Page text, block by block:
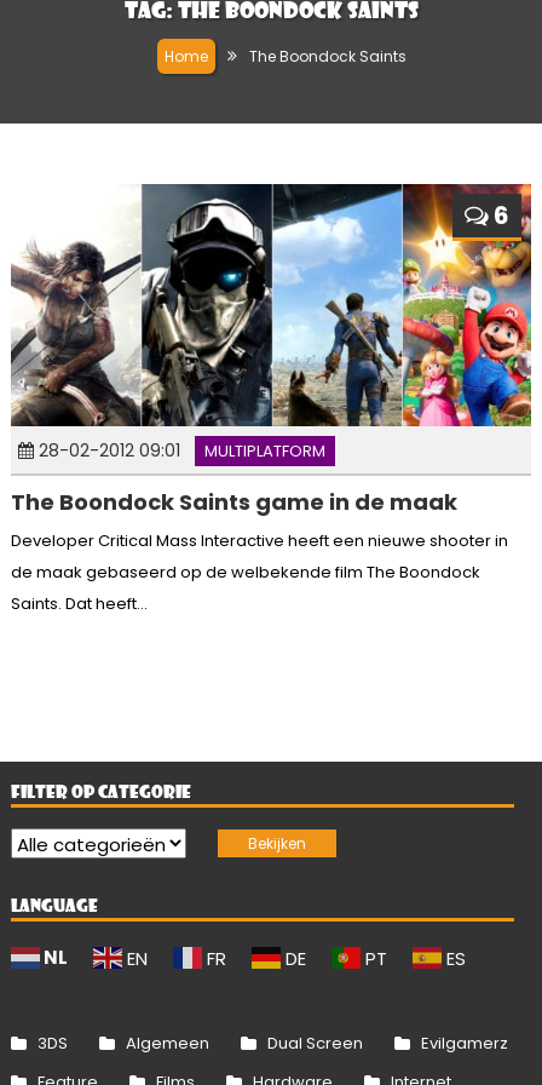
Tag: The Boondock Saints
Home The Boondock Saints
6
28-02-2012 09:01 MULTIPLATFORM
The Boondock Saints game in de maak
Developer Critical Mass Interactive heeft een nieuwe shooter in
de maak gebaseerd op de welbekende film The Boondock
Saints. Dat heeft...
FILTER OP CATEGORIE
LANGUAGE
NL EN FR DE PT ES
3DS Algemeen Dual Screen
Evilgamerz